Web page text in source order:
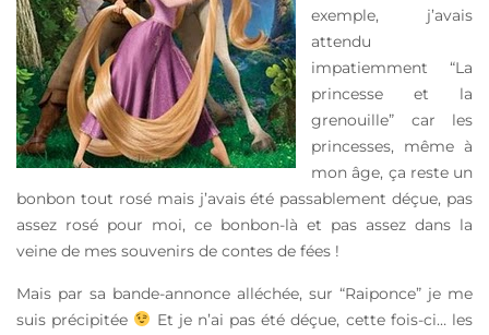
exemple, j’avais
attendu
impatiemment “La
princesse et la
grenouille” car les
princesses, même à
mon âge, ça reste un
bonbon tout rosé mais j’avais été passablement déçue, pas
assez rosé pour moi, ce bonbon-là et pas assez dans la
veine de mes souvenirs de contes de fées !
Mais par sa bande-annonce alléchée, sur “Raiponce” je me
suis précipitée
Et je n’ai pas été déçue, cette fois-ci… les